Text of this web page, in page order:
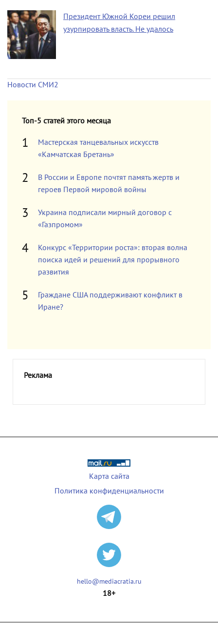
Президент Южной Кореи решил
узурпировать власть. Не удалось
Новости СМИ2
Топ-5 статей этого месяца
Мастерская танцевальных искусств
«Камчатская Бретань»
В России и Европе почтят память жертв и
героев Первой мировой войны
Украина подписали мирный договор с
«Газпромом»
Конкурс «Территории роста»: вторая волна
поиска идей и решений для прорывного
развития
Граждане США поддерживают конфликт в
Иране?
Реклама
Карта сайта
Политика конфиденциальности
hello@mediacratia.ru
18+